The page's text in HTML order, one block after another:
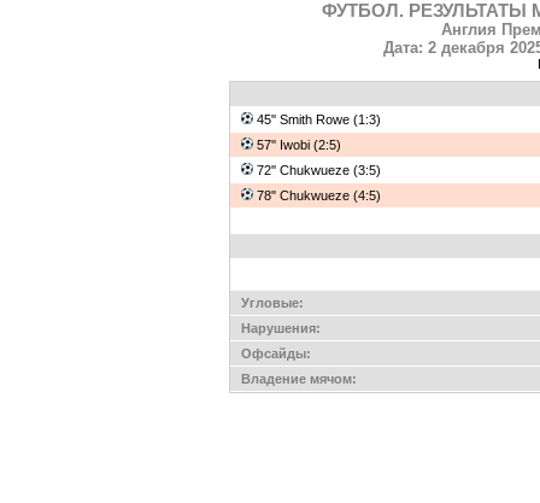
ФУТБОЛ. РЕЗУЛЬТАТЫ
Англия
Дата: 2 декабря
45'' Smith Rowe (1:3)
57'' Iwobi (2:5)
72'' Chukwueze (3:5)
78'' Chukwueze (4:5)
Угловые:
Нарушения:
Офсайды:
Владение мячом: